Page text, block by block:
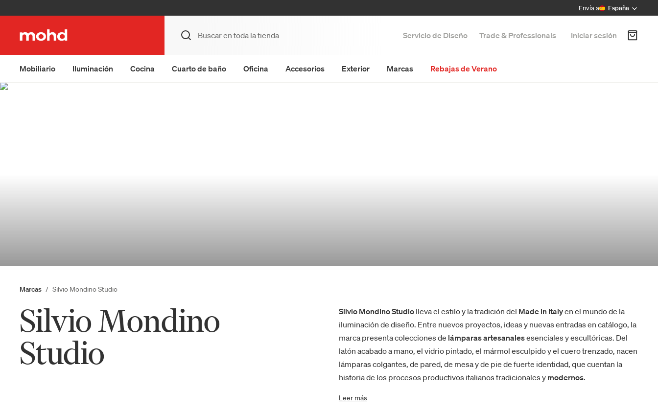
Envía a España
Servicio de Diseño Trade & Professionals Iniciar sesión
Mobiliario Iluminación Cocina Cuarto de baño Oficina Accesorios Exterior Marcas Rebajas de Verano
Marcas Silvio Mondino Studio
Silvio Mondino
Studio
Silvio Mondino Studiolleva el estilo y la tradición del Made in Italyen el mundo de la
iluminación de diseño. Entre nuevos proyectos, ideas y nuevas entradas en catálogo, la
marca presenta colecciones de lámparas artesanalesesenciales y escultóricas. Del
latón acabado a mano, el vidrio pintado, el mármol esculpido y el cuero trenzado, nacen
lámparas colgantes, de pared, de mesa y de pie de fuerte identidad, que cuentan la
historia de los procesos productivos italianos tradicionales y modernos.
Leer más